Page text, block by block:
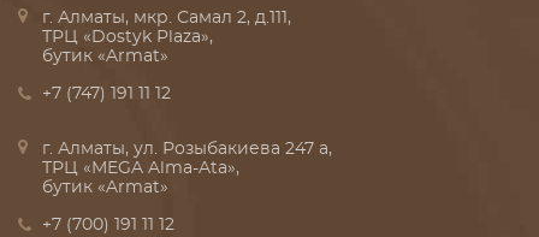
г. Алматы, мкр. Самал 2, д.111,
ТРЦ «Dostyk Plaza»,
бутик «Armat»
+7 (747) 191 11 12
г. Алматы, ул. Розыбакиева 247 а,
ТРЦ «MEGA Alma-Ata»,
бутик «Armat»
+7 (700) 191 11 12